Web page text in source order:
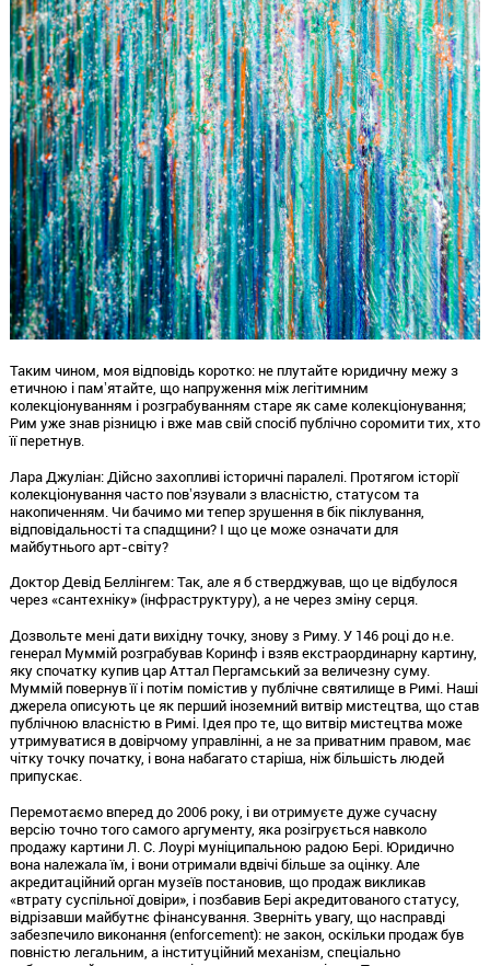
Таким чином, моя відповідь коротко:не плутайте юридичну межу з
етичною і памʼятайте, що напруження між легітимним
колекціонуванням і розграбуванням старе як саме колекціонування;
Рим уже знав різницю і вже мав свій спосіб публічно соромити тих, хто
її перетнув.
Лара Джуліан:Дійсно захопливі історичні паралелі. Протягом історії
колекціонування часто повʼязували з власністю, статусом та
накопиченням. Чи бачимо ми тепер зрушення в бік піклування,
відповідальності та спадщини?І що це може означати для
майбутнього арт-світу?
Доктор Девід Беллінгем:Так, але я б стверджував, що це відбулося
через «сантехніку» (інфраструктуру), а не через зміну серця.
Дозвольте мені дати вихідну точку, знову з Риму.У 146 році до н.е.
генерал Муммій розграбував Коринф і взяв екстраординарну картину,
яку спочатку купив цар Аттал Пергамський за величезну суму.
Муммій повернув її і потім помістив у публічне святилище в Римі.Наші
джерела описують це як перший іноземний витвір мистецтва, що став
публічною власністю в Римі.Ідея про те, що витвір мистецтва може
утримуватися в довірчому управлінні, а не за приватним правом, має
чітку точку початку, і вона набагато старіша, ніж більшість людей
припускає.
Перемотаємо вперед до 2006 року, і ви отримуєте дуже сучасну
версію точно того самого аргументу, яка розігрується навколо
продажу картини Л.С.Лоурі муніципальною радою Бері.Юридично
вона належала їм, і вони отримали вдвічі більше за оцінку.Але
акредитаційний орган музеїв постановив, що продаж викликав
«втрату суспільної довіри», і позбавив Бері акредитованого статусу,
відрізавши майбутнє фінансування.Зверніть увагу, що насправді
забезпечило виконання (enforcement):не закон, оскільки продаж був
повністю легальним, а інституційний механізм, спеціально